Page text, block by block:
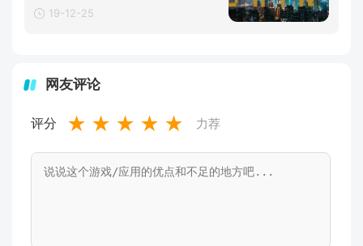
19-12-25
网友评论
评分 ★ ★ ★ ★ ★ 力荐